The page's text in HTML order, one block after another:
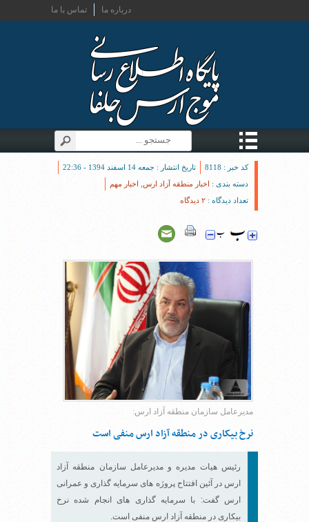
تماس با ما درباره ما
کد خبر : 8118
تاریخ انتشار : جمعه 14 اسفند 1394 - 22:36
دسته بندی : اخبار منطقه آزاد ارس
اخبار مهم
تعداد دیدگاه : ۲ دیدگاه
مدیرعامل سازمان منطقه آزاد ارس:
نرخ بیکاری در منطقه آزاد ارس منفی است
رئیس هیات مدیره و مدیرعامل سازمان منطقه آزاد
ارس در آئین افتتاح پروژه های سرمایه گذاری و عمرانی
ارس گفت: با سرمایه گذاری های انجام شده نرخ
بیکاری در منطقه آزاد ارس منفی است.